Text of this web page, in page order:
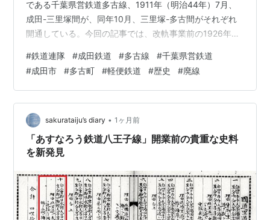
である千葉県営鉄道多古線、1911年（明治44年）7月、
成田-三里塚間が、同年10月、三里塚-多古間がそれぞれ
開通している。今回の記事では、改軌事業前の1926年
う。 目次 ｜わが国最小のレール幅で開通 ｜特殊なスタ
イルの双合式機関車 ｜とにかく速度が遅い軽便鉄道 ｜わ
が国最小のレール幅で開通 レール幅の規格には、新幹線
や一部私鉄が採用している1,435mm（標準軌）、JR在来
線や多くの私鉄が採用している1,067mm（狭軌）、京王
電鉄や東急世…
#鉄道連隊 #成田鉄道 #多古線 #千葉県営鉄道
#成田市 #多古町 #軽便鉄道 #歴史 #廃線
sakurataiju’s diary • 1ヶ月前
「あすなろう鉄道八王子線」開業前の貴重な史料
を新発見